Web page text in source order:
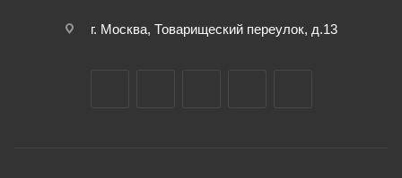
г. Москва, Товарищеский переулок, д.13